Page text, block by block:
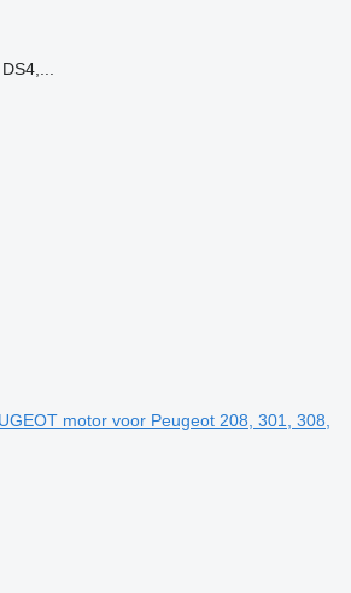
motor voor Peugeot 208, 301, 308,